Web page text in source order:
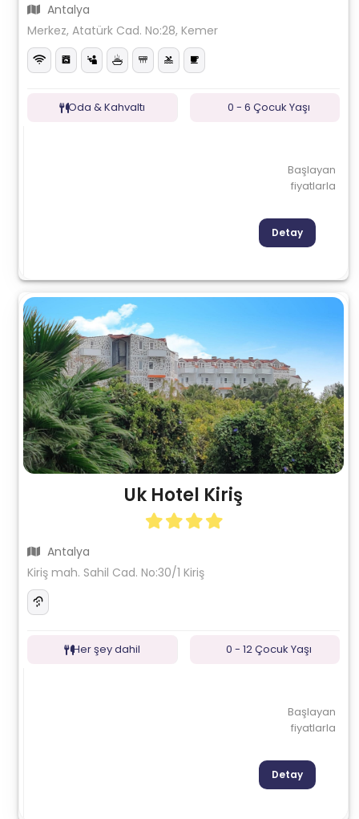
Antalya
Merkez, Atatürk Cad. No:28, Kemer
Oda & Kahvaltı 0 - 6 Çocuk Yaşı
Başlayan
fiyatlarla
Detay
Uk Hotel Kiriş
Antalya
Kiriş mah. Sahil Cad. No:30/1 Kiriş
Her şey dahil 0 - 12 Çocuk Yaşı
Başlayan
fiyatlarla
Detay